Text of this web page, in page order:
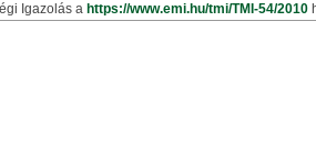
Igazolás a https://www.emi.hu/tmi/TMI-54/2010